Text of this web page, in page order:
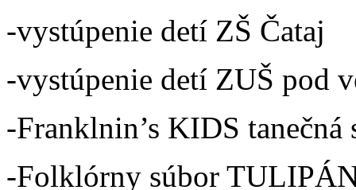
-vystúpenie detí ZŠ Čataj
-vystúpenie detí ZUŠ pod
-Franklnin’s KIDS tanečná
-Folklórny súbor